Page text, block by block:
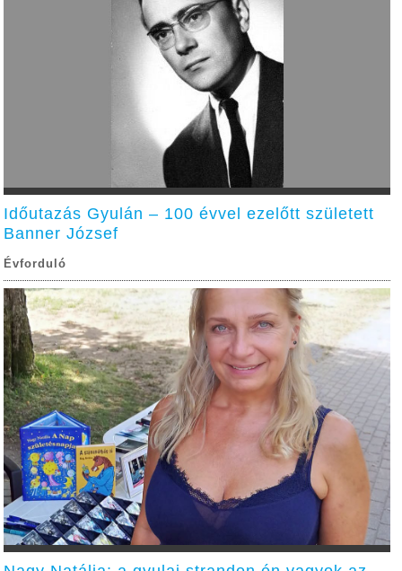
Időutazás Gyulán – 100 évvel ezelőtt született
Banner József
Évforduló